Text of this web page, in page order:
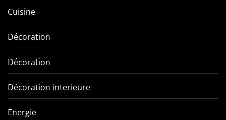
Cuisine
Décoration
Décoration
Décoration interieure
Energie